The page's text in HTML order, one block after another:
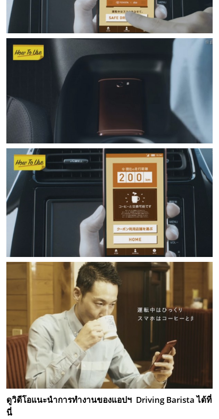
ดูวิดีโอแนะนำการทำงานของแอปฯ Driving Barista ได้ที่
นี่